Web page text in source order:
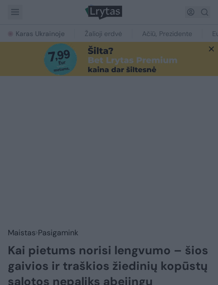
Karas Ukrainoje Žalioji erdvė Ačiū, Prezidente
Maistas Pasigamink
Kai pietums norisi lengvumo – šios
gaivios ir traškios žiedinių kopūstų
salotos nepaliks abejingų